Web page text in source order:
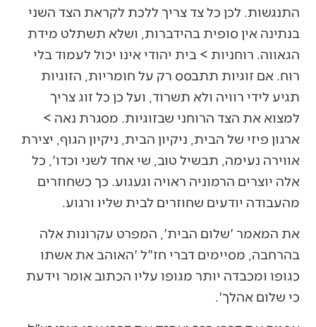
התנגשות. לכן כל צד צריך ללכת לקראת הצד השני
בנתינה אין סופית בהידברות, ושלא תשתלט מידת
הגאווה. רוחניות > בית יהודי אינו יכול לעמוד בלי
רוח. אם זוגיות תתבסס רק על חומריות, הזוגיות
תגיע לידי רוויה ולא תשרוד, ועל כן כל זוג צריך
למצוא את הצד הרוחני שבזוגיות. מסגרת נאה >
ארגון פיזי של הבית, ניקיון הבית, ניקיון הגוף, יצירת
אווירה נעימה, תבשיל טוב, שי אחד לשני וכדו', כל
אלה יוצרים הרמוניה ראויה וגעגוע. כך כשחוזרים
מהעבודה יודעים שחוזרים לבית שליו ורגוע.
את המאמר 'שלום הבית', המפרט עקרונות אלה
בהרחבה, מסיימים דברי חז"ל 'האוהב את אשתו
כגופו ומכבדה יותר מגופו עליו הכתוב אומר וידעת
כי שלום אהלך'.